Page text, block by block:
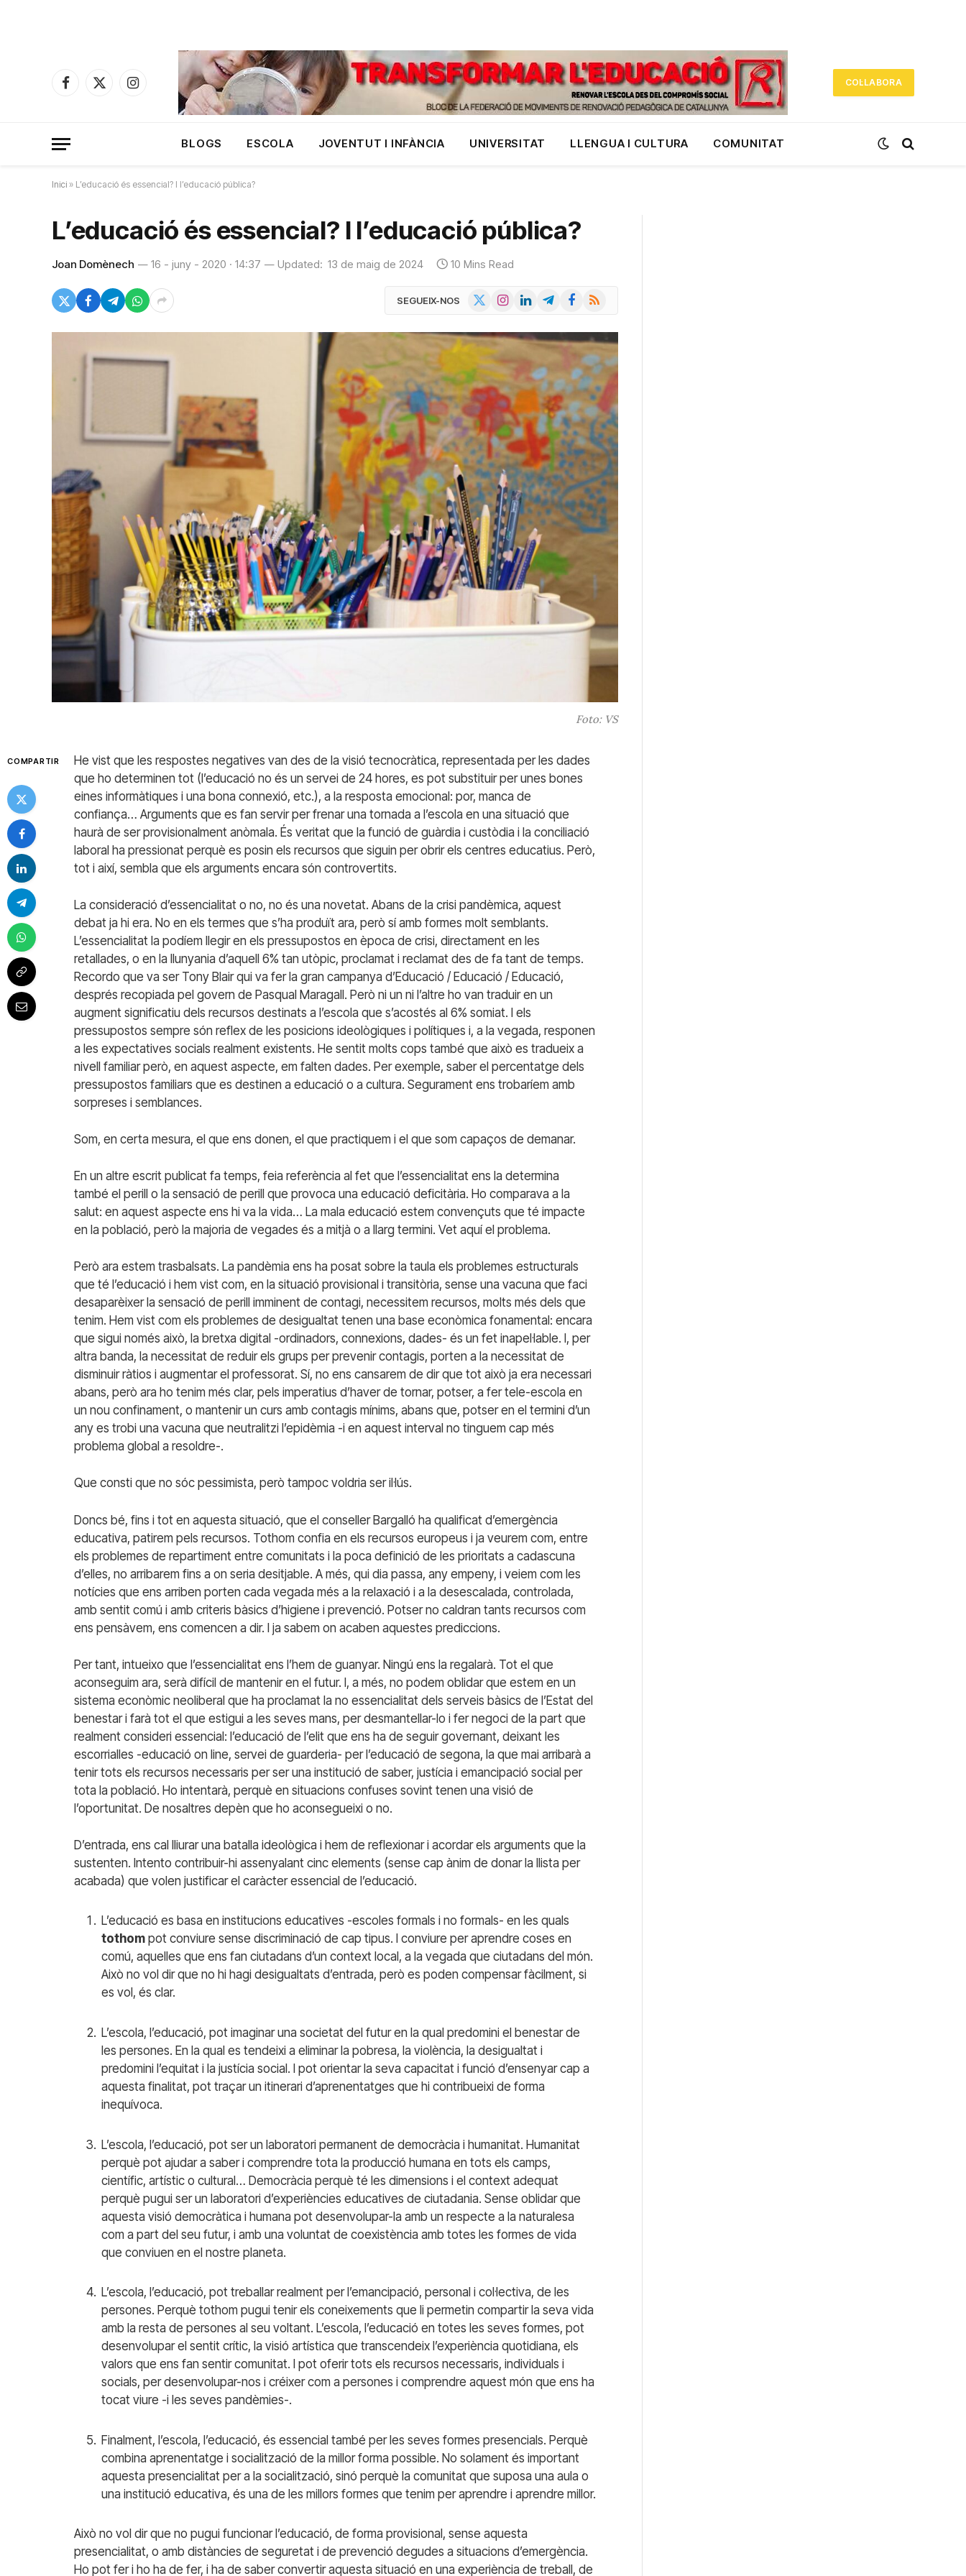
Facebook
X
Instagram
COL·LABORA
BLOGS ESCOLA JOVENTUT I INFÀNCIA UNIVERSITAT LLENGUA I CULTURA COMUNITAT
Inici » L’educació és essencial? I l’educació pública?
L’educació és essencial? I l’educació pública?
Joan Domènech 16 - juny - 2020 · 14:37 Updated: 13 de maig de 2024 10 Mins Read
SEGUEIX-NOS InstagramLinkedInTelegramFacebook
RSS
Foto: VS
COMPARTIR
He vist que les respostes negatives van des de la visió tecnocràtica, representada per les dades
que ho determinen tot (l’educació no és un servei de 24 hores, es pot substituir per unes bones
eines informàtiques i una bona connexió, etc.), a la resposta emocional: por, manca de
confiança… Arguments que es fan servir per frenar una tornada a l’escola en una situació que
haurà de ser provisionalment anòmala. És veritat que la funció de guàrdia i custòdia i la conciliació
laboral ha pressionat perquè es posin els recursos que siguin per obrir els centres educatius. Però,
tot i així, sembla que els arguments encara són controvertits.
La consideració d’essencialitat o no, no és una novetat. Abans de la crisi pandèmica, aquest
debat ja hi era. No en els termes que s’ha produït ara, però sí amb formes molt semblants.
L’essencialitat la podíem llegir en els pressupostos en època de crisi, directament en les
retallades, o en la llunyania d’aquell 6% tan utòpic, proclamat i reclamat des de fa tant de temps.
Recordo que va ser Tony Blair qui va fer la gran campanya d’Educació / Educació / Educació,
després recopiada pel govern de Pasqual Maragall. Però ni un ni l’altre ho van traduir en un
augment significatiu dels recursos destinats a l’escola que s’acostés al 6% somiat. I els
pressupostos sempre són reflex de les posicions ideològiques i polítiques i, a la vegada, responen
a les expectatives socials realment existents. He sentit molts cops també que això es tradueix a
nivell familiar però, en aquest aspecte, em falten dades. Per exemple, saber el percentatge dels
pressupostos familiars que es destinen a educació o a cultura. Segurament ens trobaríem amb
sorpreses i semblances.
Som, en certa mesura, el que ens donen, el que practiquem i el que som capaços de demanar.
En un altre escrit publicat fa temps, feia referència al fet que l’essencialitat ens la determina
també el perill o la sensació de perill que provoca una educació deficitària. Ho comparava a la
salut: en aquest aspecte ens hi va la vida… La mala educació estem convençuts que té impacte
en la població, però la majoria de vegades és a mitjà o a llarg termini. Vet aquí el problema.
Però ara estem trasbalsats. La pandèmia ens ha posat sobre la taula els problemes estructurals
que té l’educació i hem vist com, en la situació provisional i transitòria, sense una vacuna que faci
desaparèixer la sensació de perill imminent de contagi, necessitem recursos, molts més dels que
tenim. Hem vist com els problemes de desigualtat tenen una base econòmica fonamental: encara
que sigui només això, la bretxa digital -ordinadors, connexions, dades- és un fet inapel·lable. I, per
altra banda, la necessitat de reduir els grups per prevenir contagis, porten a la necessitat de
disminuir ràtios i augmentar el professorat. Sí, no ens cansarem de dir que tot això ja era necessari
abans, però ara ho tenim més clar, pels imperatius d’haver de tornar, potser, a fer tele-escola en
un nou confinament, o mantenir un curs amb contagis mínims, abans que, potser en el termini d’un
any es trobi una vacuna que neutralitzi l’epidèmia -i en aquest interval no tinguem cap més
problema global a resoldre-.
Que consti que no sóc pessimista, però tampoc voldria ser il·lús.
Doncs bé, fins i tot en aquesta situació, que el conseller Bargalló ha qualificat d’emergència
educativa, patirem pels recursos. Tothom confia en els recursos europeus i ja veurem com, entre
els problemes de repartiment entre comunitats i la poca definició de les prioritats a cadascuna
d’elles, no arribarem fins a on seria desitjable. A més, qui dia passa, any empeny, i veiem com les
notícies que ens arriben porten cada vegada més a la relaxació i a la desescalada, controlada,
amb sentit comú i amb criteris bàsics d’higiene i prevenció. Potser no caldran tants recursos com
ens pensàvem, ens comencen a dir. I ja sabem on acaben aquestes prediccions.
Per tant, intueixo que l’essencialitat ens l’hem de guanyar. Ningú ens la regalarà. Tot el que
aconseguim ara, serà difícil de mantenir en el futur. I, a més, no podem oblidar que estem en un
sistema econòmic neoliberal que ha proclamat la no essencialitat dels serveis bàsics de l’Estat del
benestar i farà tot el que estigui a les seves mans, per desmantellar-lo i fer negoci de la part que
realment consideri essencial: l’educació de l’elit que ens ha de seguir governant, deixant les
escorrialles -educació on line, servei de guarderia- per l’educació de segona, la que mai arribarà a
tenir tots els recursos necessaris per ser una institució de saber, justícia i emancipació social per
tota la població. Ho intentarà, perquè en situacions confuses sovint tenen una visió de
l’oportunitat. De nosaltres depèn que ho aconsegueixi o no.
D’entrada, ens cal lliurar una batalla ideològica i hem de reflexionar i acordar els arguments que la
sustenten. Intento contribuir-hi assenyalant cinc elements (sense cap ànim de donar la llista per
acabada) que volen justificar el caràcter essencial de l’educació.
L’educació es basa en institucions educatives -escoles formals i no formals- en les quals
tothom pot conviure sense discriminació de cap tipus. I conviure per aprendre coses en
comú, aquelles que ens fan ciutadans d’un context local, a la vegada que ciutadans del món.
Això no vol dir que no hi hagi desigualtats d’entrada, però es poden compensar fàcilment, si
es vol, és clar.
L’escola, l’educació, pot imaginar una societat del futur en la qual predomini el benestar de
les persones. En la qual es tendeixi a eliminar la pobresa, la violència, la desigualtat i
predomini l’equitat i la justícia social. I pot orientar la seva capacitat i funció d’ensenyar cap a
aquesta finalitat, pot traçar un itinerari d’aprenentatges que hi contribueixi de forma
inequívoca.
L’escola, l’educació, pot ser un laboratori permanent de democràcia i humanitat. Humanitat
perquè pot ajudar a saber i comprendre tota la producció humana en tots els camps,
científic, artístic o cultural… Democràcia perquè té les dimensions i el context adequat
perquè pugui ser un laboratori d’experiències educatives de ciutadania. Sense oblidar que
aquesta visió democràtica i humana pot desenvolupar-la amb un respecte a la naturalesa
com a part del seu futur, i amb una voluntat de coexistència amb totes les formes de vida
que conviuen en el nostre planeta.
L’escola, l’educació, pot treballar realment per l’emancipació, personal i col·lectiva, de les
persones. Perquè tothom pugui tenir els coneixements que li permetin compartir la seva vida
amb la resta de persones al seu voltant. L’escola, l’educació en totes les seves formes, pot
desenvolupar el sentit crític, la visió artística que transcendeix l’experiència quotidiana, els
valors que ens fan sentir comunitat. I pot oferir tots els recursos necessaris, individuals i
socials, per desenvolupar-nos i créixer com a persones i comprendre aquest món que ens ha
tocat viure -i les seves pandèmies-.
Finalment, l’escola, l’educació, és essencial també per les seves formes presencials. Perquè
combina aprenentatge i socialització de la millor forma possible. No solament és important
aquesta presencialitat per a la socialització, sinó perquè la comunitat que suposa una aula o
una institució educativa, és una de les millors formes que tenim per aprendre i aprendre millor.
Això no vol dir que no pugui funcionar l’educació, de forma provisional, sense aquesta
presencialitat, o amb distàncies de seguretat i de prevenció degudes a situacions d’emergència.
Ho pot fer i ho ha de fer, i ha de saber convertir aquesta situació en una experiència de treball, de